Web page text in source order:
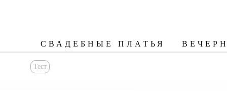
СВАДЕБНЫЕ ПЛАТЬЯ
Тест